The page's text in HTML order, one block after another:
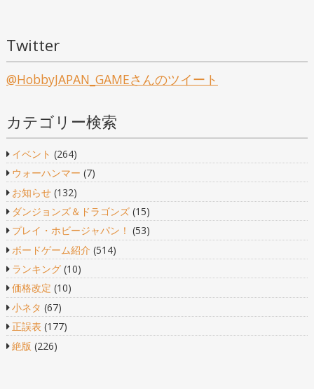
Twitter
@HobbyJAPAN_GAMEさんのツイート
カテゴリー検索
イベント (264)
ウォーハンマー (7)
お知らせ(132)
ダンジョンズ＆ドラゴンズ(15)
プレイ・ホビージャパン！ (53)
ボードゲーム紹介 (514)
ランキング(10)
価格改定 (10)
小ネタ (67)
正誤表 (177)
絶版 (226)